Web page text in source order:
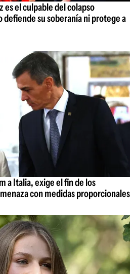
es el culpable del colapso
su soberanía ni protege a
a Italia, exige el fin de los
con medidas proporcionales